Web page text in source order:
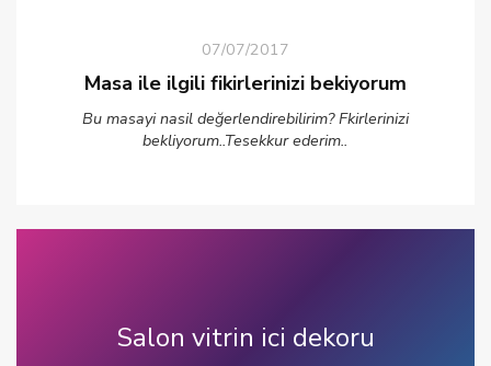
07/07/2017
Masa ile ilgili fikirlerinizi bekiyorum
Bu masayi nasil değerlendirebilirim? Fkirlerinizi
bekliyorum..Tesekkur ederim..
Salon vitrin ici dekoru